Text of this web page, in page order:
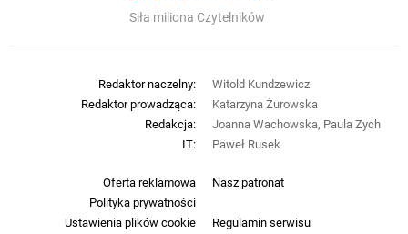
Siła miliona Czytelników
Oferta reklamowa
Nasz patronat
Polityka prywatności
Ustawienia plików cookie
Regulamin serwisu
Redaktor naczelny:
Witold Kundzewicz
Redaktor prowadząca:
Katarzyna Żurowska
Redakcja:
Joanna Wachowska, Paula Zych
IT:
Paweł Rusek